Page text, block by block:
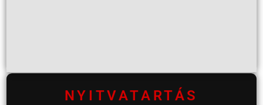
NYITVATARTÁS